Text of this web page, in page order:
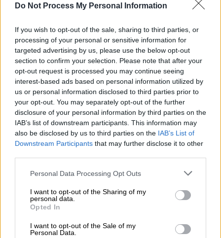
Do Not Process My Personal Information
If you wish to opt-out of the sale, sharing to third parties, or
processing of your personal or sensitive information for
targeted advertising by us, please use the below opt-out
section to confirm your selection. Please note that after your
opt-out request is processed you may continue seeing
interest-based ads based on personal information utilized by
us or personal information disclosed to third parties prior to
your opt-out. You may separately opt-out of the further
disclosure of your personal information by third parties on the
IAB’s list of downstream participants. This information may
also be disclosed by us to third parties on the IAB’s List of
Downstream Participants that may further disclose it to other
Please note that this website/app uses one or more Google
not limited to your visit or usage behaviour. You may click to
grant or deny consent to Google and its third-party tags to
use your data for below specified purposes in below Google
consent section.
Personal Data Processing Opt Outs
I want to opt-out of the Sharing of my
personal data.
Opted In
I want to opt-out of the Sale of my
Personal Data.
Οι δύο δηλώσεις ωστόσο πρέπει να
εξεταστούν μαζί και η φράση-κλειδί είναι
«ακόμη και όταν διαφωνούμε». Ο πρόεδρος
των ΗΠΑ προφανώς επιδιώκει να
δημιουργήσει πολιτικό χώρο όπου θα
μπορέσει να ανακουφίσει την έντονη
εκλογική πίεση εντός του κόμματός του και
διεθνώς, να ικανοποιήσει τις ηθικές
φιλοδοξίες του να θωρακίσει τους αμάχους,
να αποτρέψει έναν ευρύτερο πόλεμο στη
Μέση Ανατολή, ενώ παράλληλα θα τιμήσει τη
Διαφορετικά συμφέροντα
Η μεγαλύτερη ρήξη του Μπάιντεν με τον
Νετανιάχου είναι μια στιγμή που πάντα
ερχόταν - ακόμη και αν χρειάστηκαν μήνες